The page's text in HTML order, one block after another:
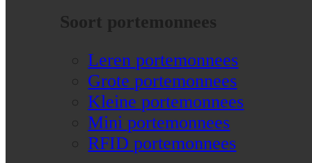
Soort portemonnees
Leren portemonnees
Grote portemonnees
Kleine portemonnees
Mini portemonnees
RFID portemonnees